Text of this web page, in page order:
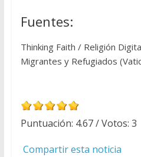
Fuentes:
Thinking Faith / Religión
Migrantes y Refugiados
Puntuación: 4.67/ Votos: 3
Compartir esta noticia